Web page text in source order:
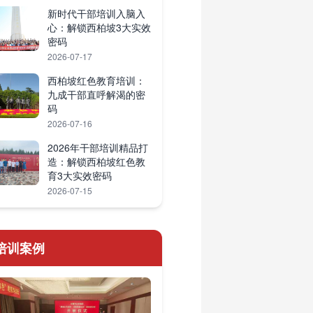
新时代干部培训入脑入
心：解锁西柏坡3大实效
密码
2026-07-17
西柏坡红色教育培训：
九成干部直呼解渴的密
码
2026-07-16
2026年干部培训精品打
造：解锁西柏坡红色教
育3大实效密码
2026-07-15
训案例